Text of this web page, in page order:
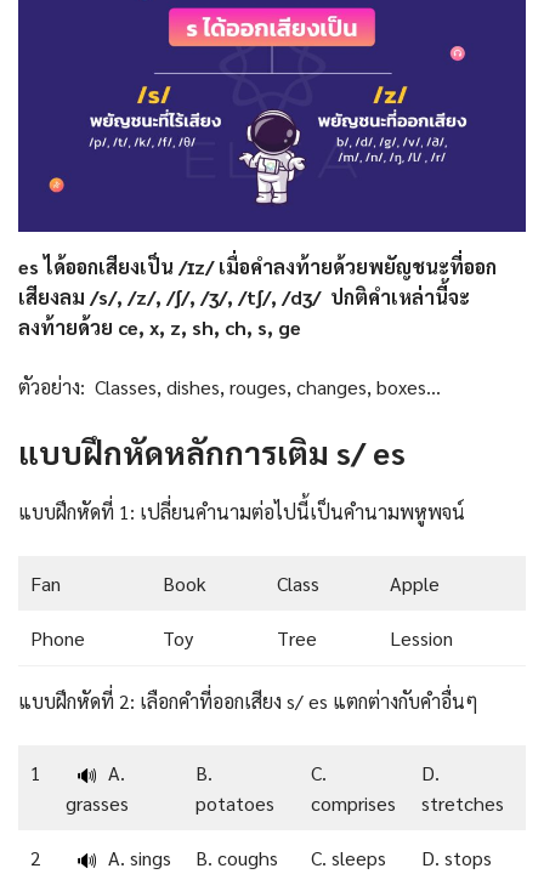
es ได้ออกเสียงเป็น /ɪz/ เมื่อคำลงท้ายด้วยพยัญชนะที่ออก
เสียงลม /s/, /z/, /ʃ/, /ʒ/, /tʃ/, /dʒ/ ปกติคำเหล่านี้จะ
ลงท้ายด้วย ce, x, z, sh, ch, s, ge
ตัวอย่าง: Classes, dishes, rouges, changes, boxes…
แบบฝึกหัดหลักการเติม s/ es
แบบฝึกหัดที่ 1: เปลี่ยนคำนามต่อไปนี้เป็นคำนามพหูพจน์
Fan Book Class Apple
Phone Toy Tree Lession
แบบฝึกหัดที่ 2: เลือกคำที่ออกเสียง s/ es แตกต่างกับคำอื่นๆ
1 🔊 A.
grasses
B.
potatoes
C.
comprises
D.
stretches
2 🔊 A. sings B. coughs C. sleeps D. stops